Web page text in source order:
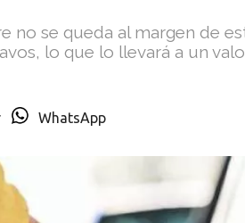
no se queda al margen de
lo que lo llevará a un
WhatsApp